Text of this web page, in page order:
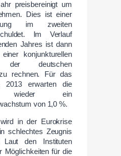
preisbereinigt um
Dies ist einer
im zweiten
Im Verlauf
Jahres ist dann
konjunkturellen
der deutschen
rechnen. Für das
2013 erwarten die
wieder ein
von 1,0 %.
in der Eurokrise
schlechtes Zeugnis
Laut den Instituten
Möglichkeiten für die